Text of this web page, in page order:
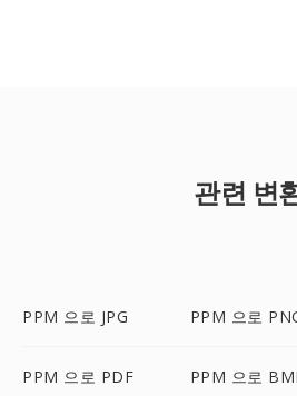
관련 변
PPM 으로 JPG PPM 으로
PPM 으로 PDF PPM 으로